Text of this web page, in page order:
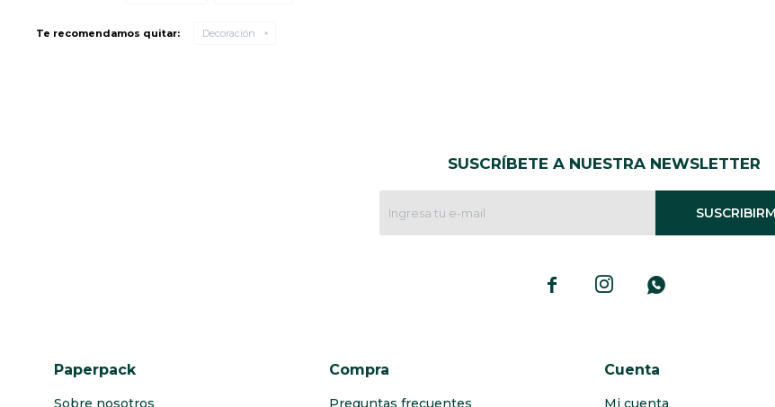
Te recomendamos quitar: Decoración
SUSCRÍBETE A NUESTRA NEWSLETTER
  
Paperpack
Sobre nosotros
Compra
Preguntas frecuentes
Cuenta
Mi cuenta